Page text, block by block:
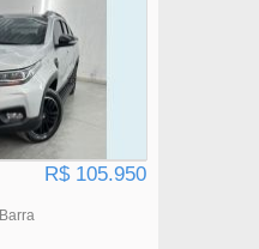
R$ 105.950
Barra